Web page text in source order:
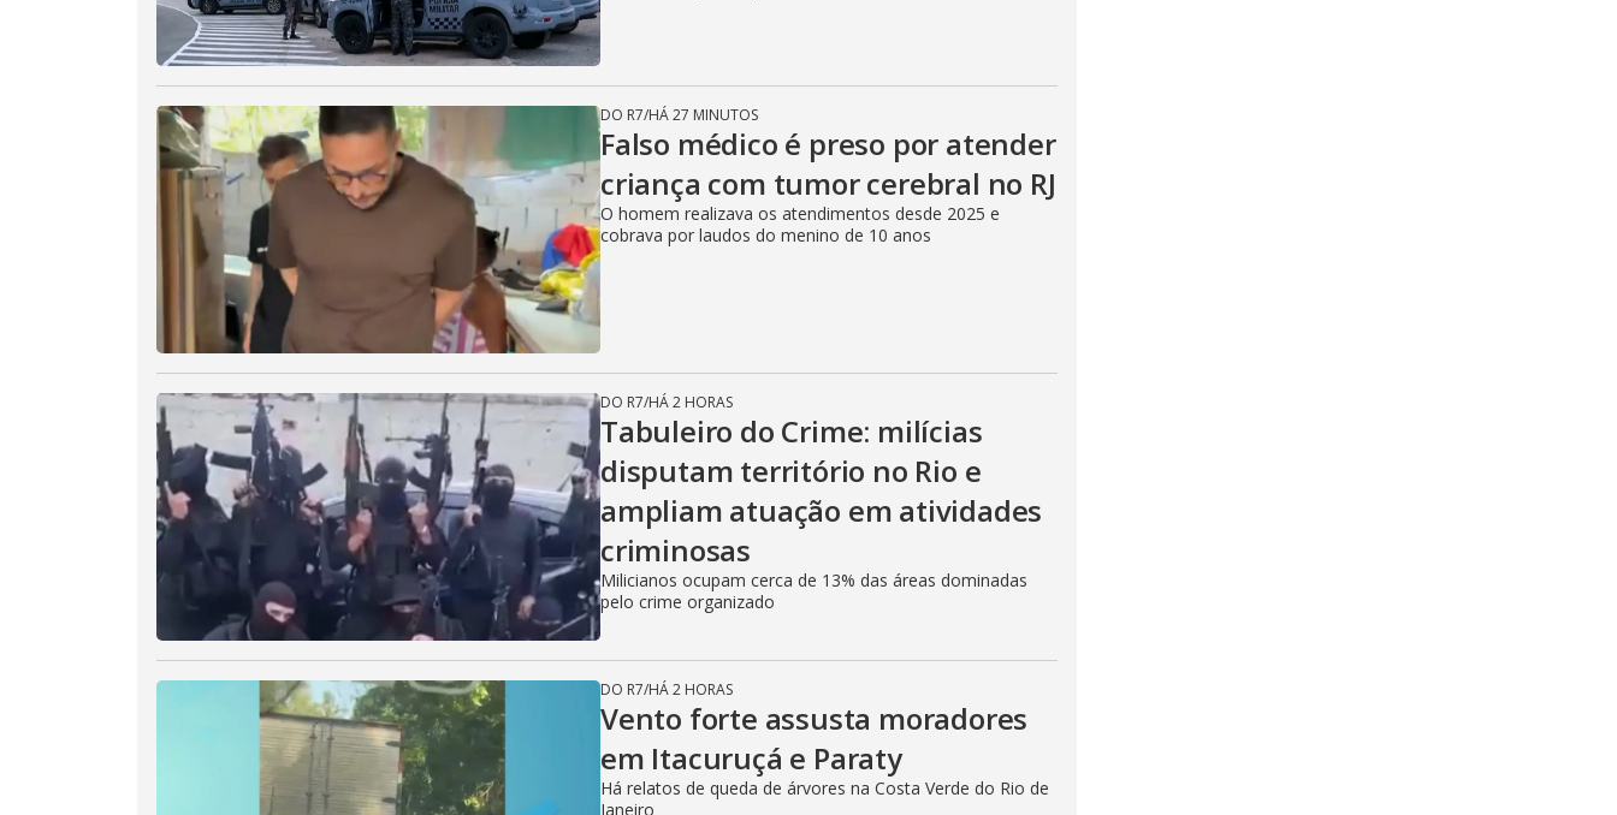
DO R7/HÁ 27 MINUTOS
Falso médico é preso por atender
criança com tumor cerebral no RJ
O homem realizava os atendimentos desde 2025 e
cobrava por laudos do menino de 10 anos
DO R7/HÁ 2 HORAS
Tabuleiro do Crime: milícias
disputam território no Rio e
ampliam atuação em atividades
criminosas
Milicianos ocupam cerca de 13% das áreas dominadas
pelo crime organizado
DO R7/HÁ 2 HORAS
Vento forte assusta moradores
em Itacuruçá e Paraty
Há relatos de queda de árvores na Costa Verde do Rio de
Janeiro